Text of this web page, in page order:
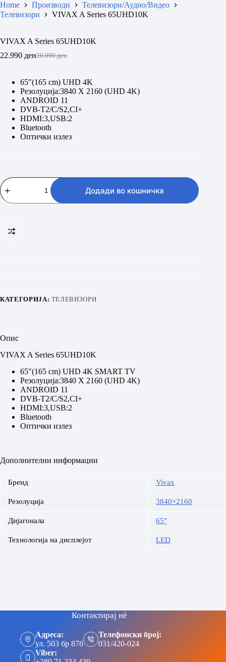
Home Производи
Телевизори/Аудио/Видео
Телевизори
VIVAX A Series 65UHD10K
VIVAX A Series 65UHD10K
26.990ден
Original
was:
26.990 ден.
22.990 денCurrent
is:
22.990 ден.
65″(165 cm) UHD 4K
Резолуција:3840 X 2160 (UHD 4K)
ANDROID 11
DVB-T2/C/S2,CI+
HDMI:3,USB:2
Bluetooth
Oптички излез
VIVAX
A
Series
Додади во кошничка
КАТЕГОРИЈА: ТЕЛЕВИЗОРИ
Опис
VIVAX A Series 65UHD10K
65″(165 cm) UHD 4K SMART TV
Резолуција:3840 X 2160 (UHD 4K)
ANDROID 11
DVB-T2/C/S2,CI+
HDMI:3,USB:2
Bluetooth
Oптички излез
Дополнителни информации
Бренд Vivax
Резолуција 3840×2160
Дијагонала 65"
Технологија на дисплејот LED
Контактирај нè
Адреса:
ул. 503 бр 87б
Телефонски број:
031/420-024
Viber: